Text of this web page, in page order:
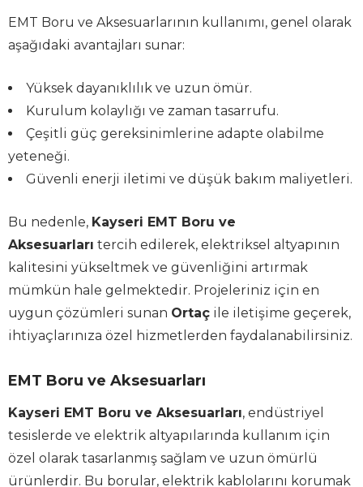
EMT Boru ve Aksesuarlarının kullanımı, genel olarak
aşağıdaki avantajları sunar:
Yüksek dayanıklılık ve uzun ömür.
Kurulum kolaylığı ve zaman tasarrufu.
Çeşitli güç gereksinimlerine adapte olabilme
yeteneği.
Güvenli enerji iletimi ve düşük bakım maliyetleri.
Bu nedenle, Kayseri EMT Boru ve
Aksesuarları tercih edilerek, elektriksel altyapının
kalitesini yükseltmek ve güvenliğini artırmak
mümkün hale gelmektedir. Projeleriniz için en
uygun çözümleri sunan Ortaç ile iletişime geçerek,
ihtiyaçlarınıza özel hizmetlerden faydalanabilirsiniz.
EMT Boru ve Aksesuarları
Kayseri EMT Boru ve Aksesuarları, endüstriyel
tesislerde ve elektrik altyapılarında kullanım için
özel olarak tasarlanmış sağlam ve uzun ömürlü
ürünlerdir. Bu borular, elektrik kablolarını korumak